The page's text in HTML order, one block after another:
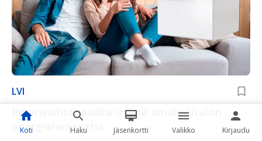
LVI
Ilmanvaihto uusiksi osana omakotitalon
energiaremonttia
Koti Haku Jäsenkortti Valikko Kirjaudu